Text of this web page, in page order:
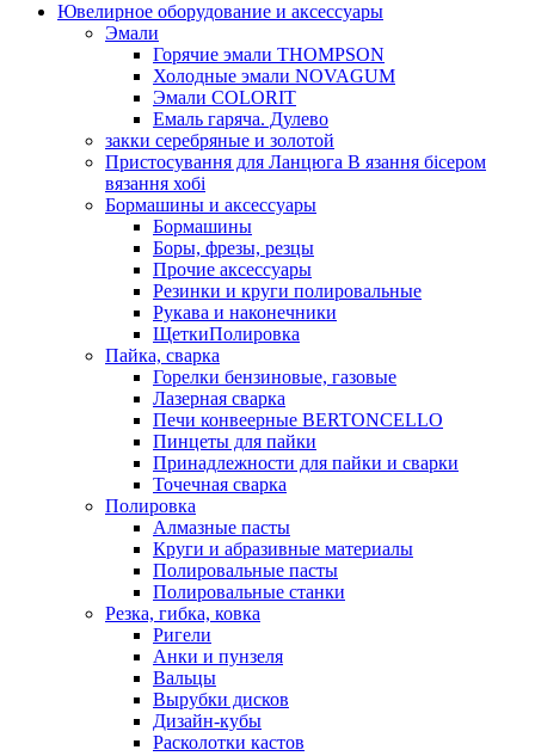
Ювелирное оборудование и аксессуары
Эмали
Горячие эмали THOMPSON
Холодные эмали NOVAGUM
Эмали COLORIT
Емаль гаряча. Дулево
закки серебряные и золотой
Пристосування для Ланцюга В язання бісером
вязання хобі
Бормашины и аксессуары
Бормашины
Боры, фрезы, резцы
Прочие аксессуары
Резинки и круги полировальные
Рукава и наконечники
ЩеткиПолировка
Пайка, сварка
Горелки бензиновые, газовые
Лазерная сварка
Печи конвеерные BERTONCELLO
Пинцеты для пайки
Принадлежности для пайки и сварки
Точечная сварка
Полировка
Алмазные пасты
Круги и абразивные материалы
Полировальные пасты
Полировальные станки
Резка, гибка, ковка
Ригели
Анки и пунзеля
Вальцы
Вырубки дисков
Дизайн-кубы
Расколотки кастов